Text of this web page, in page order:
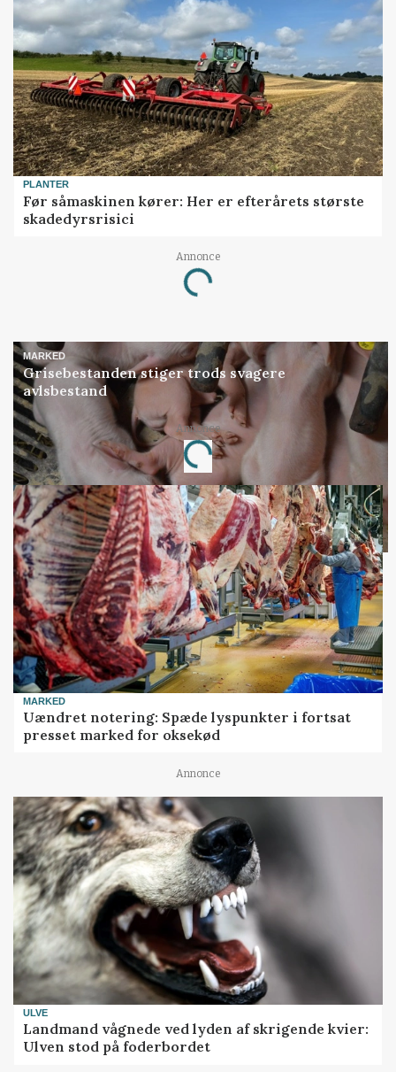
PLANTER
Før såmaskinen kører: Her er efterårets største
skadedyrsrisici
Annonce
Loading...
MARKED
Grisebestanden stiger trods svagere
avlsbestand
Annonce
Loading...
MARKED
Uændret notering: Spæde lyspunkter i fortsat
presset marked for oksekød
Annonce
ULVE
Landmand vågnede ved lyden af skrigende kvier:
Ulven stod på foderbordet